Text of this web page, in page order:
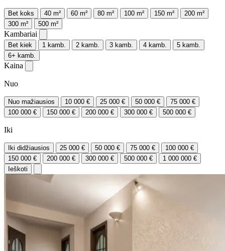
Bet koks 40 m² 60 m² 80 m² 100 m² 150 m²
200 m²
300 m²
500 m²
Kambariai
Bet kiek 1 kamb. 2 kamb. 3 kamb. 4 kamb.
5 kamb.
6+ kamb.
Kaina
Nuo
Nuo mažiausios 10 000 € 25 000 € 50 000 €
75 000 €
100 000 €
150 000 € 200 000 € 300 000 € 500 000 €
Iki
Iki didžiausios 25 000 € 50 000 € 75 000 €
100 000 €
150 000 €
200 000 € 300 000 € 500 000 €
1 000 000 €
Ieškoti